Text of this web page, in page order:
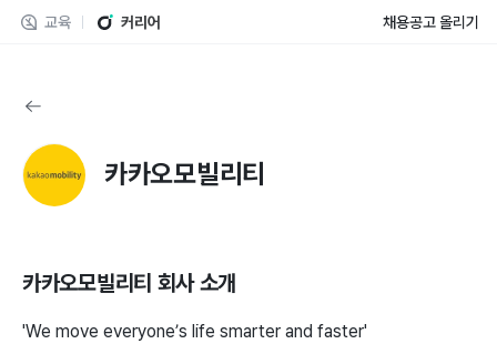
교육 커리어 채용공고 올리기
카카오모빌리티
카카오모빌리티 회사 소개
'We move everyone’s life smarter and faster'